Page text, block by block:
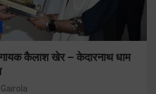
गायक कैलाश खेर – केदारनाथ धाम